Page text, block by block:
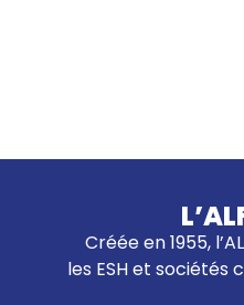
Créée en 1955,
les ESH et